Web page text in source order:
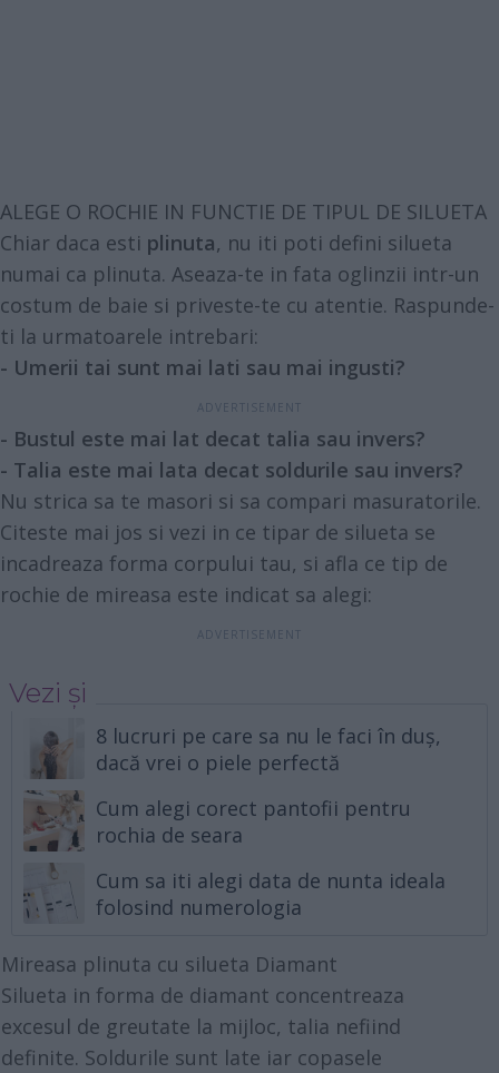
ALEGE O ROCHIE IN FUNCTIE DE TIPUL DE SILUETA
Chiar daca esti plinuta, nu iti poti defini silueta
numai ca plinuta. Aseaza-te in fata oglinzii intr-un
costum de baie si priveste-te cu atentie. Raspunde-
ti la urmatoarele intrebari:
- Umerii tai sunt mai lati sau mai ingusti?
- Bustul este mai lat decat talia sau invers?
- Talia este mai lata decat soldurile sau invers?
Nu strica sa te masori si sa compari masuratorile.
Citeste mai jos si vezi in ce tipar de silueta se
incadreaza forma corpului tau, si afla ce tip de
rochie de mireasa este indicat sa alegi:
Vezi și
8 lucruri pe care sa nu le faci în duș,
dacă vrei o piele perfectă
Cum alegi corect pantofii pentru
rochia de seara
Cum sa iti alegi data de nunta ideala
folosind numerologia
Mireasa plinuta cu silueta Diamant
Silueta in forma de diamant concentreaza
excesul de greutate la mijloc, talia nefiind
definite. Soldurile sunt late iar copasele